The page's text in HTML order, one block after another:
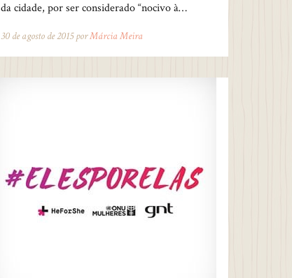
da cidade, por ser considerado “nocivo à…
30 de agosto de 2015 porMárcia Meira